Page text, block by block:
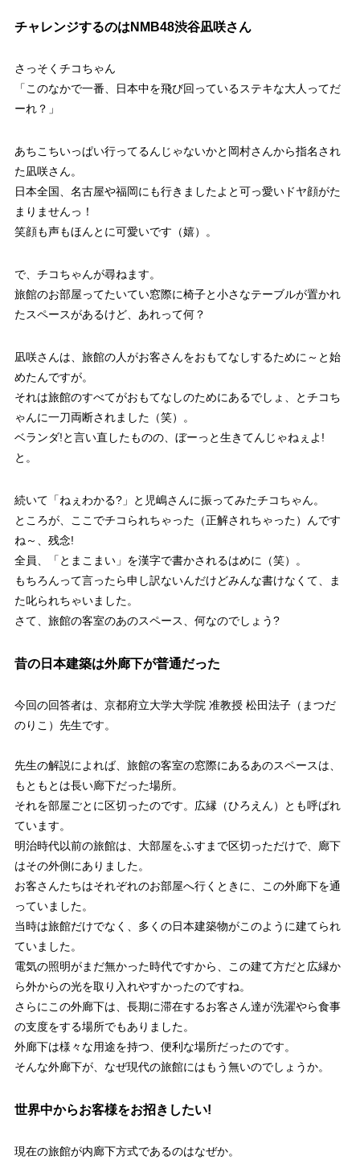
チャレンジするのはNMB48渋谷凪咲さん
さっそくチコちゃん
「このなかで一番、日本中を飛び回っているステキな大人ってだ
ーれ？」
あちこちいっぱい行ってるんじゃないかと岡村さんから指名され
た凪咲さん。
日本全国、名古屋や福岡にも行きましたよと可っ愛いドヤ顔がた
まりませんっ！
笑顔も声もほんとに可愛いです（嬉）。
で、チコちゃんが尋ねます。
旅館のお部屋ってたいてい窓際に椅子と小さなテーブルが置かれ
たスペースがあるけど、あれって何？
凪咲さんは、旅館の人がお客さんをおもてなしするために～と始
めたんですが。
それは旅館のすべてがおもてなしのためにあるでしょ、とチコち
ゃんに一刀両断されました（笑）。
ベランダ!と言い直したものの、 ぼーっと生きてんじゃねぇよ!
と。
続いて「ねぇわかる?」と児嶋さんに振ってみたチコちゃん。
ところが、ここでチコられちゃった（正解されちゃった）んです
ね～、残念!
全員、「とまこまい」を漢字で書かされるはめに（笑）。
もちろんって言ったら申し訳ないんだけどみんな書けなくて、ま
た叱られちゃいました。
さて、旅館の客室のあのスペース、何なのでしょう?
昔の日本建築は外廊下が普通だった
今回の回答者は、京都府立大学大学院 准教授 松田法子（まつだ
のりこ）先生です。
先生の解説によれば、旅館の客室の窓際にあるあのスペースは、
もともとは長い廊下だった場所。
それを部屋ごとに区切ったのです。広縁（ひろえん）とも呼ばれ
ています。
明治時代以前の旅館は、大部屋をふすまで区切っただけで、廊下
はその外側にありました。
お客さんたちはそれぞれのお部屋へ行くときに、この外廊下を通
っていました。
当時は旅館だけでなく、多くの日本建築物がこのように建てられ
ていました。
電気の照明がまだ無かった時代ですから、この建て方だと広縁か
ら外からの光を取り入れやすかったのですね。
さらにこの外廊下は、長期に滞在するお客さん達が洗濯やら食事
の支度をする場所でもありました。
外廊下は様々な用途を持つ、便利な場所だったのです。
そんな外廊下が、なぜ現代の旅館にはもう無いのでしょうか。
世界中からお客様をお招きしたい!
現在の旅館が内廊下方式であるのはなぜか。